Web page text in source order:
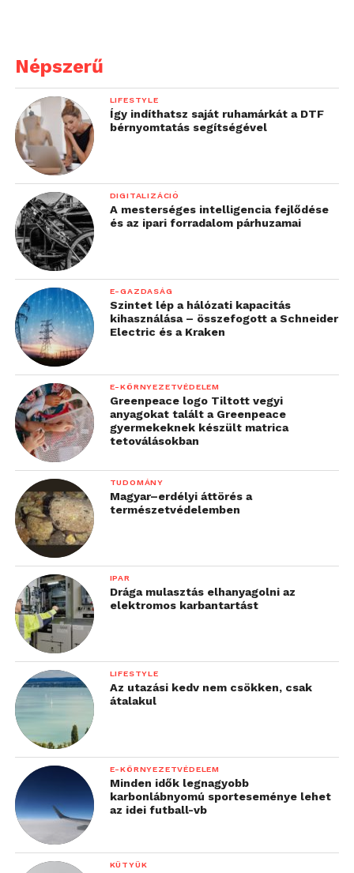
Népszerű
LIFESTYLE
Így indíthatsz saját ruhamárkát a DTF
bérnyomtatás segítségével
DIGITALIZÁCIÓ
A mesterséges intelligencia fejlődése
és az ipari forradalom párhuzamai
E-GAZDASÁG
Szintet lép a hálózati kapacitás
kihasználása – összefogott a Schneider
Electric és a Kraken
E-KÖRNYEZETVÉDELEM
Greenpeace logo Tiltott vegyi
anyagokat talált a Greenpeace
gyermekeknek készült matrica
tetoválásokban
TUDOMÁNY
Magyar–erdélyi áttörés a
természetvédelemben
IPAR
Drága mulasztás elhanyagolni az
elektromos karbantartást
LIFESTYLE
Az utazási kedv nem csökken, csak
átalakul
E-KÖRNYEZETVÉDELEM
Minden idők legnagyobb
karbonlábnyomú sporteseménye lehet
az idei futball-vb
KÜTYÜK